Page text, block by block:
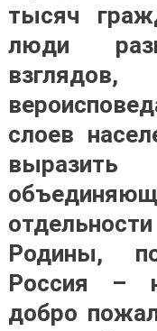
тысяч
люди
слоев
Родины,
Россия –
добро